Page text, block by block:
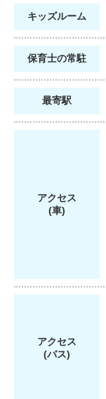
キッズルーム
保育士の常駐
最寄駅
アクセス
(車)
アクセス
(バス)